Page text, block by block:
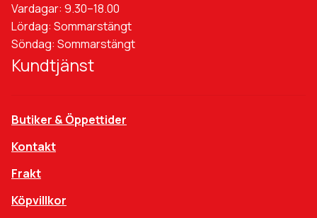
Vardagar: 9.30–18.00
Lördag: Sommarstängt
Söndag: Sommarstängt
Kundtjänst
Butiker & Öppettider
Kontakt
Frakt
Köpvillkor